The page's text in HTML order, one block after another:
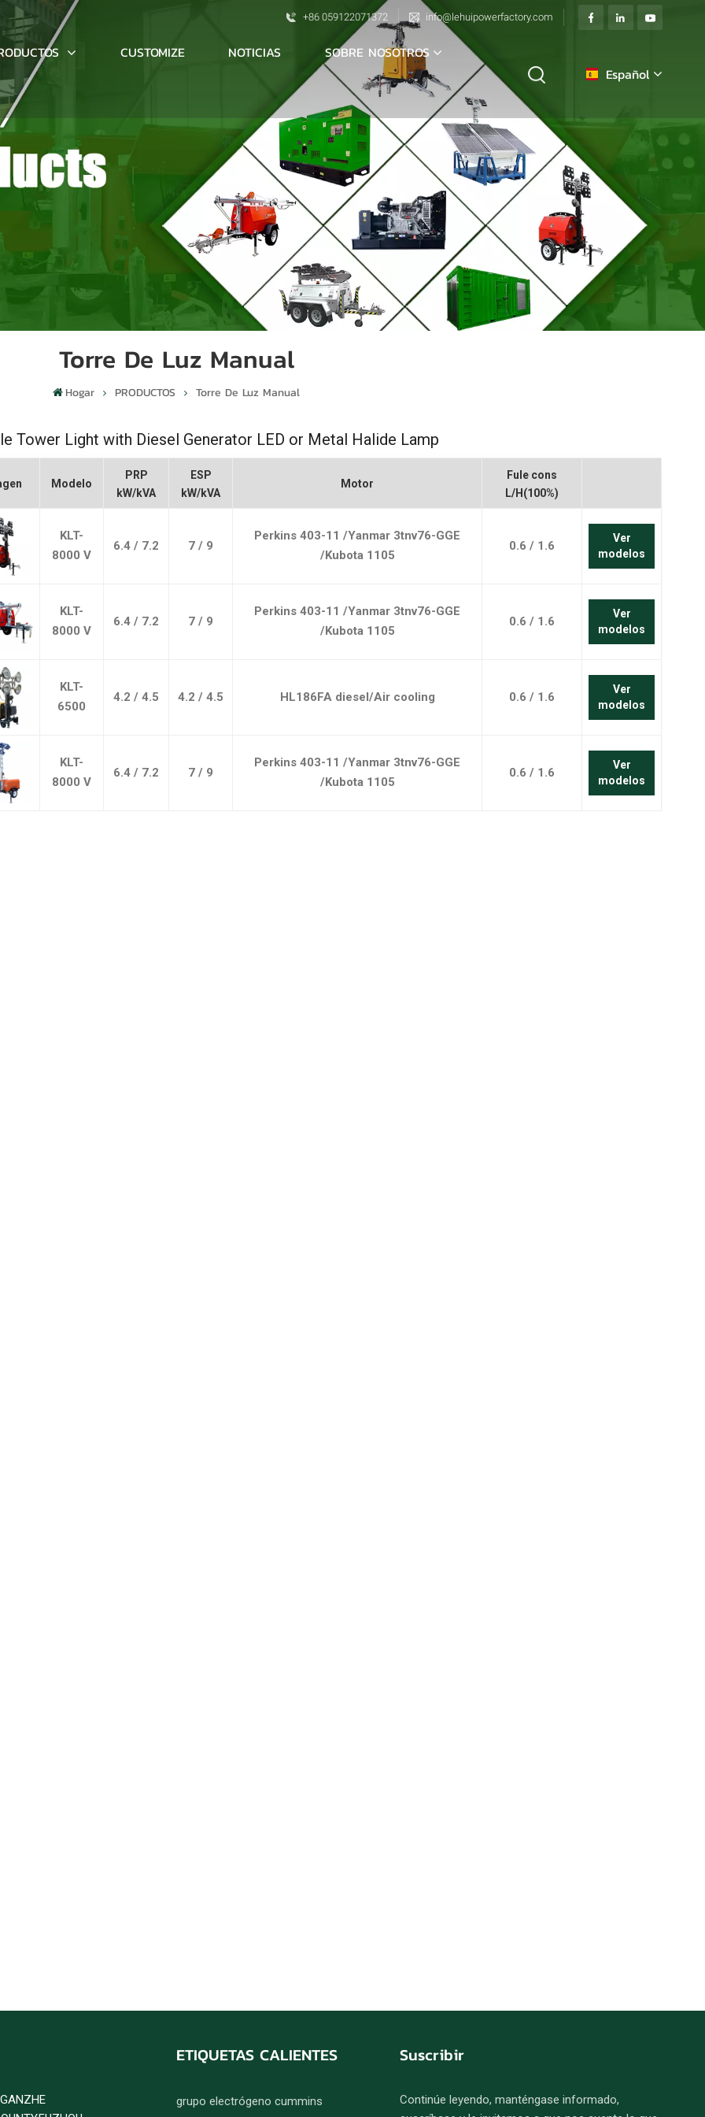
+86 059122071372 info@lehuipowerfactory.com
CUSTOMIZE NOTICIAS SOBRE NOSOTROS
Español
français
Deutsch
italiano
русский
español
Indonesia
Torre De Luz Manual
Hogar PRODUCTOS Torre De Luz Manual
Tower Light with Diesel Generator LED or Metal Halide Lamp
Modelo
PRP
kW/kVA
ESP
kW/kVA
Motor
Fule cons
L/H(100%)
KLT-
8000 V
6.4 / 7.2 7 / 9
Perkins 403-11 /Yanmar 3tnv76-GGE
/Kubota 1105
0.6 / 1.6
Ver
modelos
KLT-
8000 V
6.4 / 7.2 7 / 9
Perkins 403-11 /Yanmar 3tnv76-GGE
/Kubota 1105
0.6 / 1.6
Ver
modelos
KLT-
6500
4.2 / 4.5 4.2 / 4.5 HL186FA diesel/Air cooling 0.6 / 1.6
Ver
modelos
KLT-
8000 V
6.4 / 7.2 7 / 9
Perkins 403-11 /Yanmar 3tnv76-GGE
/Kubota 1105
0.6 / 1.6
Ver
modelos
ETIQUETAS CALIENTES
grupo electrógeno cummins
Suscribir
Continúe leyendo, manténgase informado,